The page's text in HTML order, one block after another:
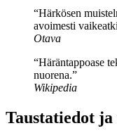
“Härkösen
avoimesti
Otava
“Häräntappoase
nuorena.”
Wikipedia
Taustatiedot